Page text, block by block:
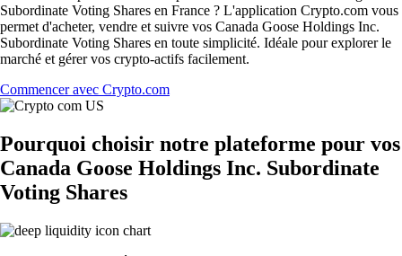
Subordinate Voting Shares en France ? L'application Crypto.com vous
permet d'acheter, vendre et suivre vos Canada Goose Holdings Inc.
Subordinate Voting Shares en toute simplicité. Idéale pour explorer le
marché et gérer vos crypto-actifs facilement.
Commencer avec Crypto.com
Pourquoi choisir notre plateforme pour vos
Canada Goose Holdings Inc. Subordinate
Voting Shares